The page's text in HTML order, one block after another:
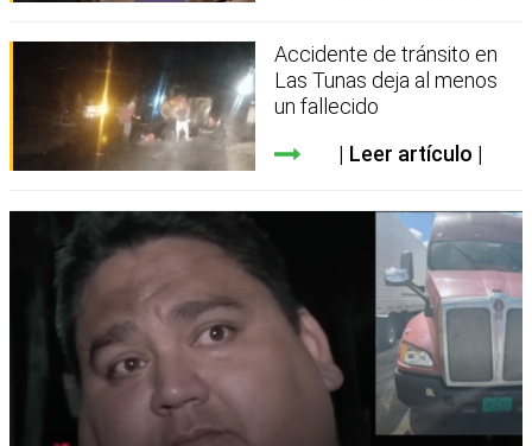
Accidente de tránsito en
Las Tunas deja al menos
un fallecido
Leer artículo